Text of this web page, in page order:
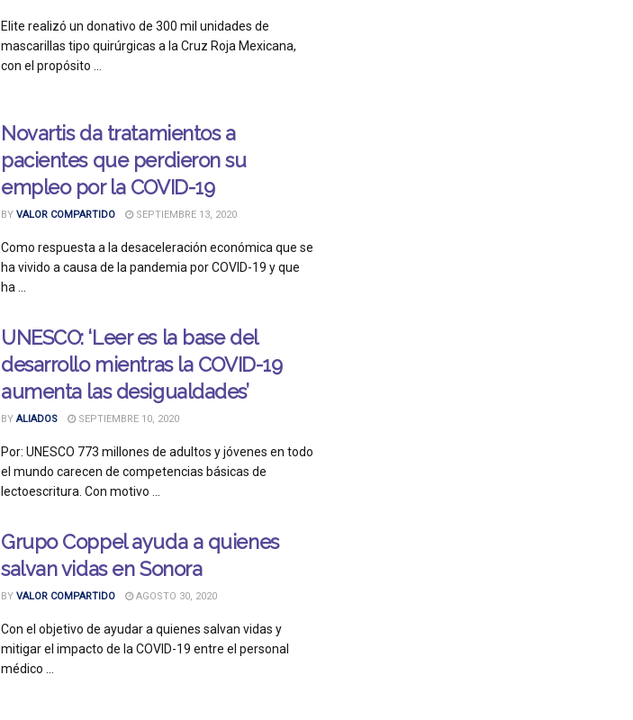
Elite realizó un donativo de 300 mil unidades de
mascarillas tipo quirúrgicas a la Cruz Roja Mexicana,
con el propósito ...
Novartis da tratamientos a
pacientes que perdieron su
empleo por la COVID-19
BY VALOR COMPARTIDO SEPTIEMBRE 13, 2020
Como respuesta a la desaceleración económica que se
ha vivido a causa de la pandemia por COVID-19 y que
ha ...
UNESCO: ‘Leer es la base del
desarrollo mientras la COVID-19
aumenta las desigualdades’
BY ALIADOS SEPTIEMBRE 10, 2020
Por: UNESCO 773 millones de adultos y jóvenes en todo
el mundo carecen de competencias básicas de
lectoescritura. Con motivo ...
Grupo Coppel ayuda a quienes
salvan vidas en Sonora
BY VALOR COMPARTIDO AGOSTO 30, 2020
Con el objetivo de ayudar a quienes salvan vidas y
mitigar el impacto de la COVID-19 entre el personal
médico ...